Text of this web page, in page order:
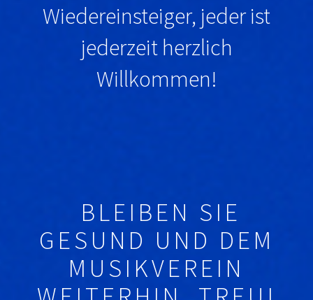
Wiedereinsteiger, jeder ist
jederzeit herzlich
Willkommen!
BLEIBEN SIE
GESUND UND DEM
MUSIKVEREIN